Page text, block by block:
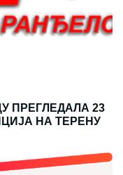
ПРЕГЛЕДАЛА 23
НА ТЕРЕНУ